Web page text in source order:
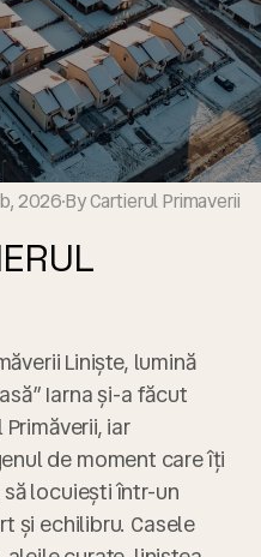
2026ByCartierul Primaverii
Liniște, lumină
Iarna și-a făcut
iar
de moment care îți
locuiești într-un
și echilibru. Casele